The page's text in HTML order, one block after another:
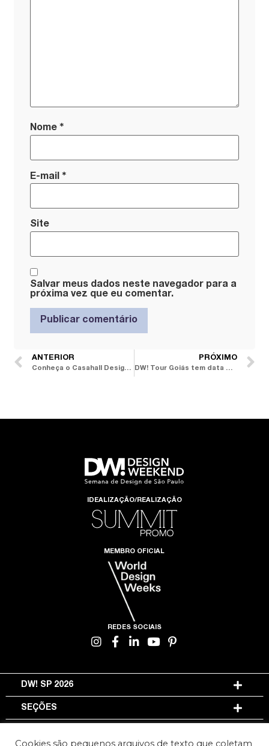
Nome*
E-mail*
Site
Salvar meus dados neste navegador para a
próxima vez que eu comentar.
ANTERIOR
Conheça o Casahall Design District e o line-up do DW! Tour Balneário Camboriú
PRÓXIMO
DW! Tour Goiás tem data marcada e 18 marcas confirmadas
IDEALIZAÇÃO/REALIZAÇÃO
MEMBRO OFICIAL
REDES SOCIAIS
DW! SP 2026
SEÇÕES
Cookies são pequenos arquivos de texto que coletam